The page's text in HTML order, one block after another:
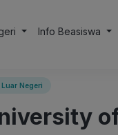
Info Beasiswa
Negeri